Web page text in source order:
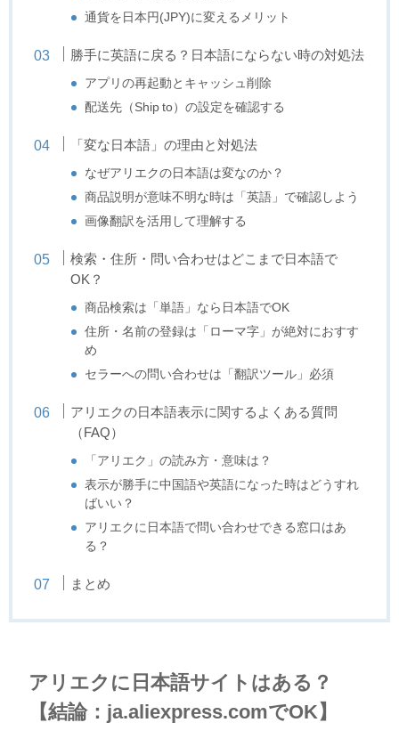
通貨を日本円(JPY)に変えるメリット
勝手に英語に戻る？日本語にならない時の対処法
アプリの再起動とキャッシュ削除
配送先（Ship to）の設定を確認する
「変な日本語」の理由と対処法
なぜアリエクの日本語は変なのか？
商品説明が意味不明な時は「英語」で確認しよう
画像翻訳を活用して理解する
検索・住所・問い合わせはどこまで日本語で
OK？
商品検索は「単語」なら日本語でOK
住所・名前の登録は「ローマ字」が絶対におすす
め
セラーへの問い合わせは「翻訳ツール」必須
アリエクの日本語表示に関するよくある質問
（FAQ）
「アリエク」の読み方・意味は？
表示が勝手に中国語や英語になった時はどうすれ
ばいい？
アリエクに日本語で問い合わせできる窓口はあ
る？
まとめ
アリエクに日本語サイトはある？
【結論：ja.aliexpress.comでOK】